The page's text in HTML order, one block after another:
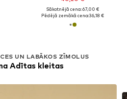
Sākotnējā cena: 67,00 €
Pēdējā zemākā cena:36,18 €
UN LABĀKOS ZĪMOLUS
Adītas kleitas